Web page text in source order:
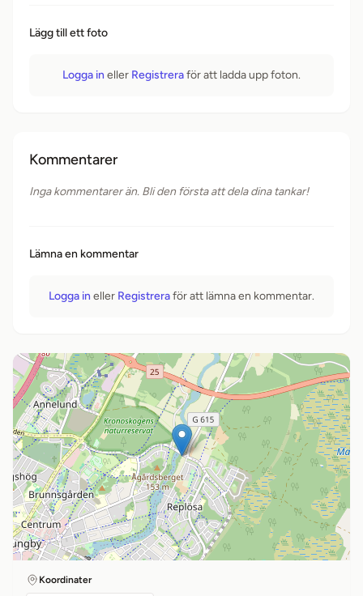
Lägg till ett foto
Logga in eller Registreraför att ladda upp foton.
Kommentarer
Inga kommentarer än. Bli den första att dela dina tankar!
Lämna en kommentar
Logga in eller Registreraför att lämna en kommentar.
Koordinater